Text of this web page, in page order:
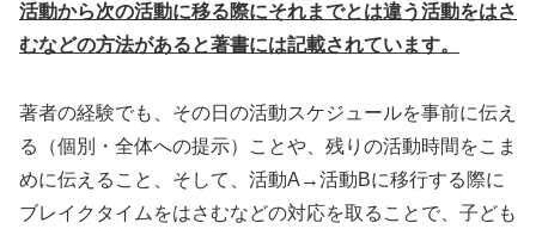
活動から次の活動に移る際にそれまでとは違う活動をはさ
むなどの方法があると著書には記載されています。
著者の経験でも、その日の活動スケジュールを事前に伝え
る（個別・全体への提示）ことや、残りの活動時間をこま
めに伝えること、そして、活動A→活動Bに移行する際に
ブレイクタイムをはさむなどの対応を取ることで、子ども